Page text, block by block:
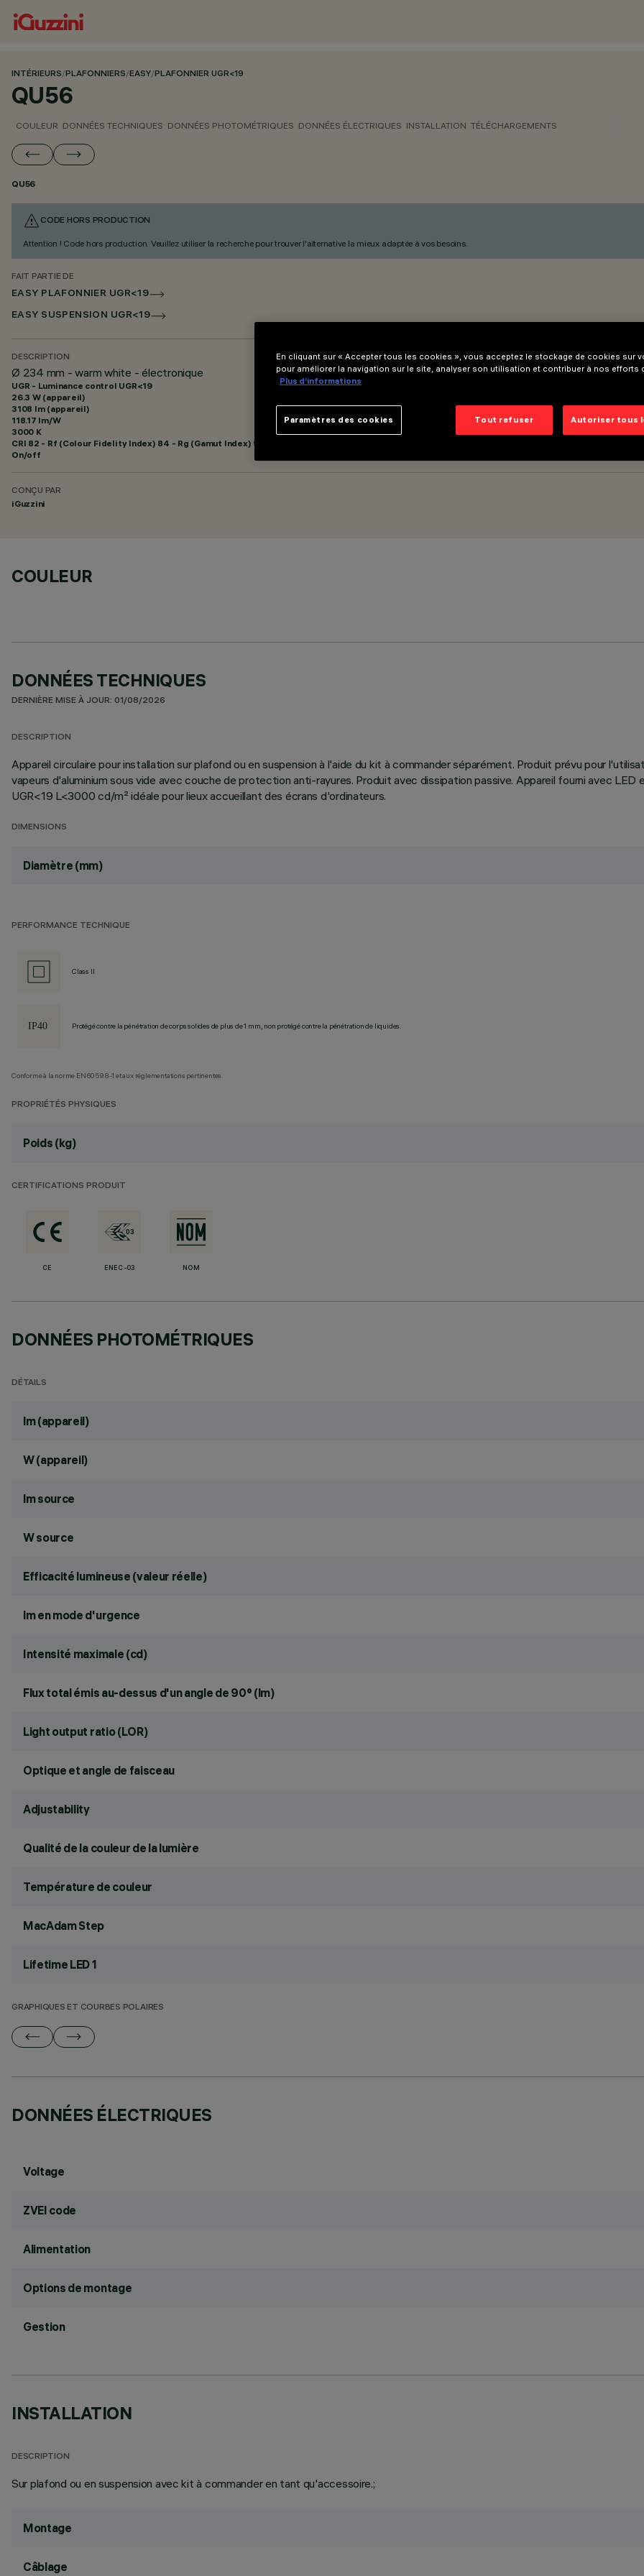
INTÉRIEURS/PLAFONNIERS/EASY/PLAFONNIER UGR<19
QU56
COULEUR DONNÉES TECHNIQUES DONNÉES PHOTOMÉTRIQUES DONNÉES ÉLECTRIQUES INSTALLATION TÉLÉCHARGEMENTS
QU56
CODE HORS PRODUCTION
Attention ! Code hors production. Veuillez utiliser la recherche pour trouver l'alternative la mieux adaptée à vos besoins.
FAIT PARTIE DE
EASY PLAFONNIER UGR<19
EASY SUSPENSION UGR<19
DESCRIPTION
Ø 234 mm - warm white - électronique
UGR - Luminance control UGR<19
26.3 W (appareil)
3108 lm (appareil)
118.17 lm/W
3000 K
CRI 82 - Rf (Colour Fidelity Index) 84 - Rg (Gamut Index) 95
On/off
CONÇU PAR
iGuzzini
COULEUR
DONNÉES TECHNIQUES
DERNIÈRE MISE À JOUR: 01/08/2026
DESCRIPTION
Appareil circulaire pour installation sur plafond ou en suspension à l'aide du kit à commander séparément. Produit prévu pour
vapeurs d'aluminium sous vide avec couche de protection anti-rayures. Produit avec dissipation passive. Appareil fourni avec
UGR<19 L<3000 cd/m² idéale pour lieux accueillant des écrans d'ordinateurs.
DIMENSIONS
Diamètre (mm)
PERFORMANCE TECHNIQUE
Class II
Protégé contre la pénétration de corps solides de plus de 1 mm, non protégé contre la pénétration de liquides.
Conforme à la norme EN60598-1 et aux réglementations pertinentes.
PROPRIÉTÉS PHYSIQUES
Poids (kg)
CERTIFICATIONS PRODUIT
CE ENEC-03 NOM
DONNÉES PHOTOMÉTRIQUES
DÉTAILS
lm (appareil)
W (appareil)
lm source
W source
Efficacité lumineuse (valeur réelle)
lm en mode d'urgence
Intensité maximale (cd)
Flux total émis au-dessus d'un angle de 90° (lm)
Light output ratio (LOR)
Optique et angle de faisceau
Adjustability
Qualité de la couleur de la lumière
Température de couleur
MacAdam Step
Lifetime LED 1
GRAPHIQUES ET COURBES POLAIRES
DONNÉES ÉLECTRIQUES
Voltage
ZVEI code
Alimentation
Options de montage
Gestion
INSTALLATION
DESCRIPTION
Sur plafond ou en suspension avec kit à commander en tant qu'accessoire.;
Montage
Câblage
En cliquant sur « Accepter tous les cookies », vous acceptez le stockage de cookies sur
pour améliorer la navigation sur le site, analyser son utilisation et contribuer à nos efforts
Plus d’informations
Tout refuser Autoriser tous
Paramètres des cookies